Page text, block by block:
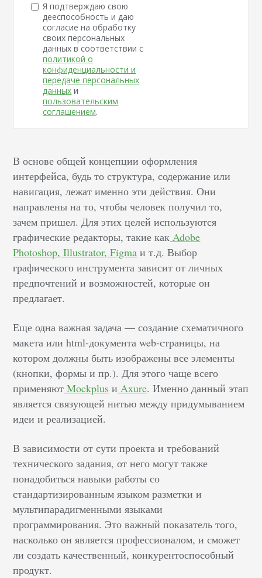
Я подтверждаю свою
дееспособность и даю
согласие на обработку
своих персональных
данных в соответствии с
политикой о
конфиденциальности и
передаче персональных
данных и
пользовательским
соглашением.
В основе общей концепции оформления
интерфейса, будь то структура, содержание или
навигация, лежат именно эти действия. Они
направлены на то, чтобы человек получил то,
зачем пришел. Для этих целей используются
графические редакторы, такие как Adobe
Photoshop, Illustrator, Figma и т.д. Выбор
графического инструмента зависит от личных
предпочтений и возможностей, которые он
предлагает.
Еще одна важная задача — создание схематичного
макета или html-документа web-страницы, на
котором должны быть изображены все элементы
(кнопки, формы и пр.). Для этого чаще всего
применяют Mockplus и Axure. Именно данный этап
является связующей нитью между придумыванием
идеи и реализацией.
В зависимости от сути проекта и требований
технического задания, от него могут также
понадобиться навыки работы со
стандартизированным языком разметки и
мультипарадигменными языками
программирования. Это важный показатель того,
насколько он является профессионалом, и сможет
ли создать качественный, конкурентоспособный
продукт.